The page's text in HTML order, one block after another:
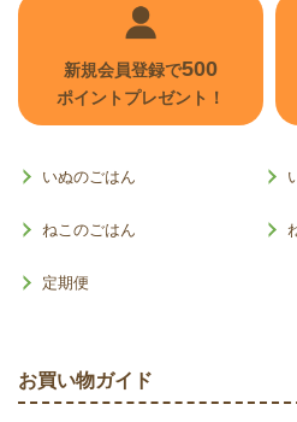
新規会員登録で500
ポイントプレゼント！
いぬのごはん
ねこのごはん
定期便
お買い物ガイド